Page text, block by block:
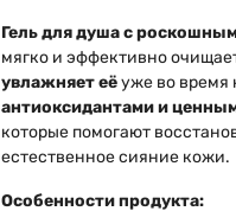
Гель для душа с
мягко и эффективно
увлажняет еёуже во время
антиоксидантами и
которые помогают
естественное сияние кожи.
Особенности продукта: